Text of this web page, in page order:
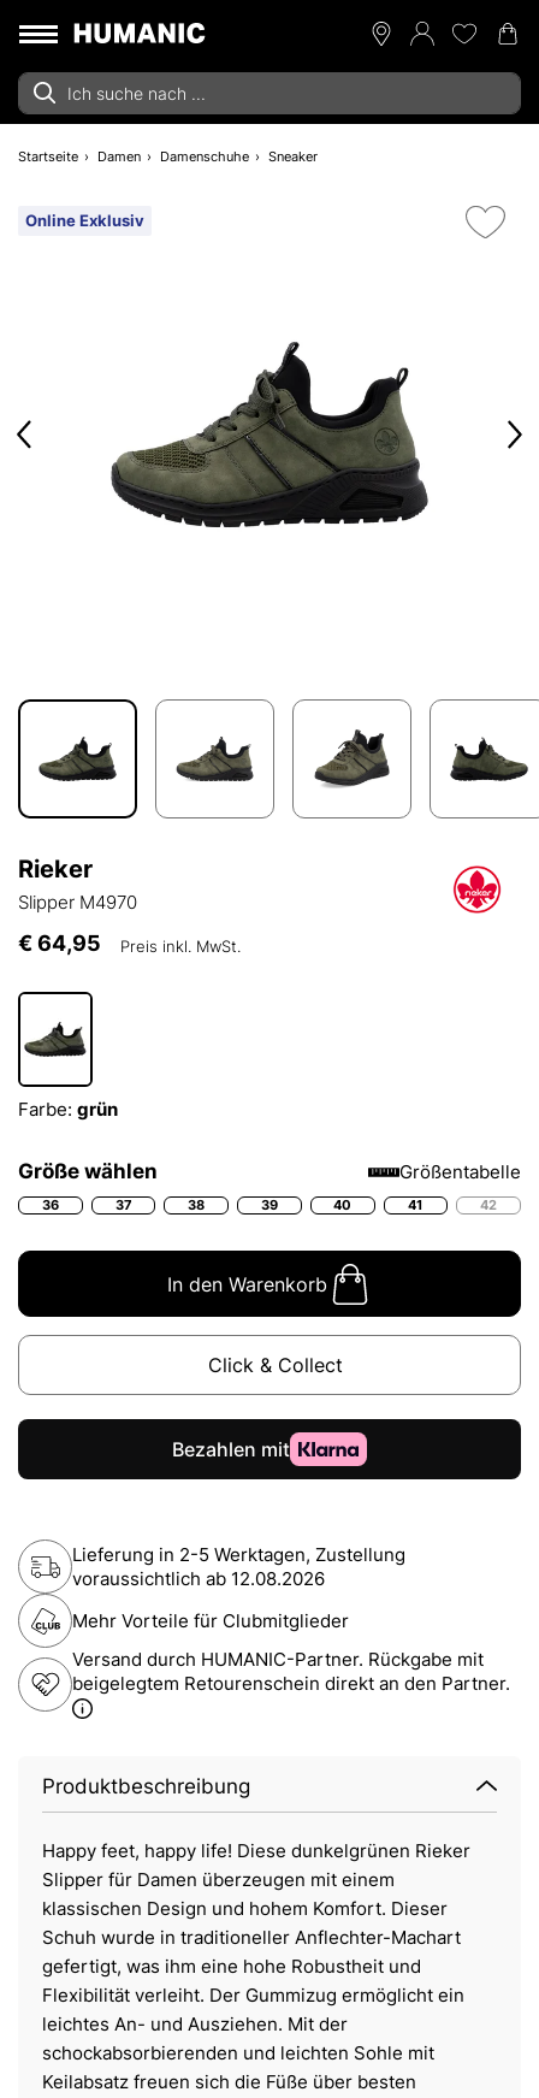
Startseite Damen Damenschuhe Sneaker
Online Exklusiv
Rieker
Slipper M4970
€ 64,95 Preis inkl. MwSt.
Farbe: grün
Größe wählen Größentabelle
36 37 38 39 40 41 42
In den Warenkorb
Click & Collect
Lieferung in 2-5 Werktagen, Zustellung
voraussichtlich ab 12.08.2026
Mehr Vorteile für Clubmitglieder
Versand durch HUMANIC-Partner. Rückgabe mit
beigelegtem Retourenschein direkt an den Partner.
Produktbeschreibung
Happy feet, happy life! Diese dunkelgrünen Rieker
Slipper für Damen überzeugen mit einem
klassischen Design und hohem Komfort. Dieser
Schuh wurde in traditioneller Anflechter-Machart
gefertigt, was ihm eine hohe Robustheit und
Flexibilität verleiht. Der Gummizug ermöglicht ein
leichtes An- und Ausziehen. Mit der
schockabsorbierenden und leichten Sohle mit
Keilabsatz freuen sich die Füße über besten